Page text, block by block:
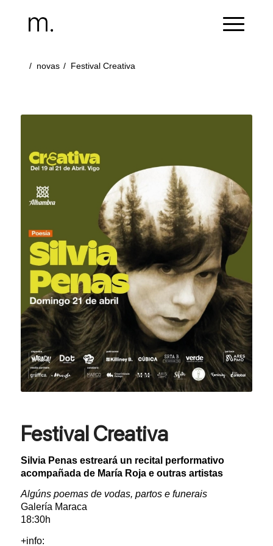
/ novas / Festival Creativa
Festival Creativa
Silvia Penas estreará un recital performativo
acompañada de María Roja e outras artistas
Algúns poemas de vodas, partos e funerais
Galería Maraca
18:30h
+info: